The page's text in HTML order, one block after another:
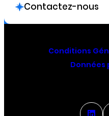
Contactez-nous
Conditions
Données